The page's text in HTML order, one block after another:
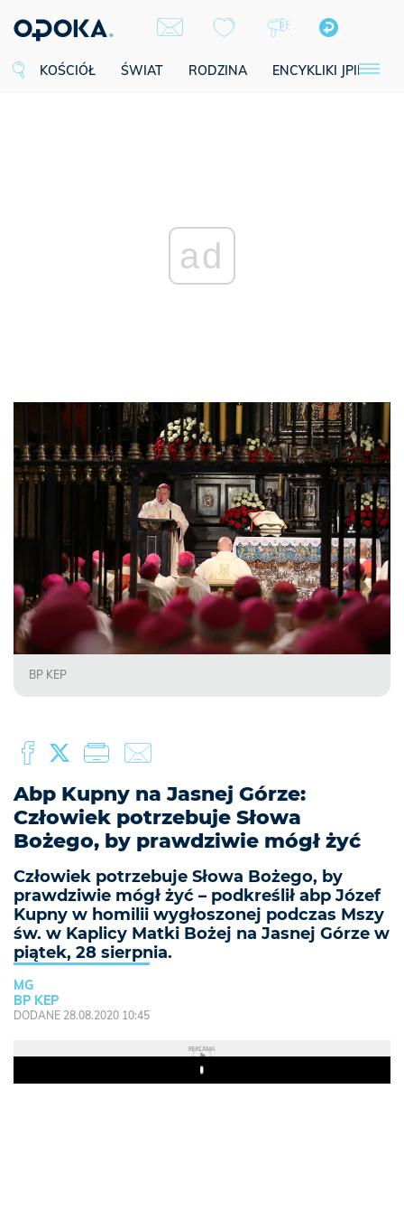
KOŚCIÓŁ ŚWIAT RODZINA ENCYKLIKI JPII
ad
BP KEP
Abp Kupny na Jasnej Górze:
Człowiek potrzebuje Słowa
Bożego, by prawdziwie mógł żyć
Człowiek potrzebuje Słowa Bożego, by
prawdziwie mógł żyć – podkreślił abp Józef
Kupny w homilii wygłoszonej podczas Mszy
św. w Kaplicy Matki Bożej na Jasnej Górze w
piątek, 28 sierpnia.
MG
BP KEP
DODANE 28.08.2020 10:45
REKLAMA
Play